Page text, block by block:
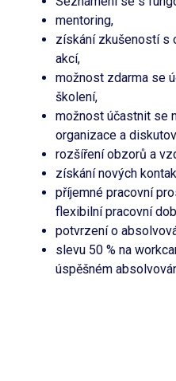
mentoring,
získání zkušeností s
akcí,
možnost zdarma se
školení,
možnost účastnit se
organizace a
rozšíření obzorů a
získání nových
příjemné pracovní
flexibilní pracovní
potvrzení o
slevu 50 % na
úspěšném